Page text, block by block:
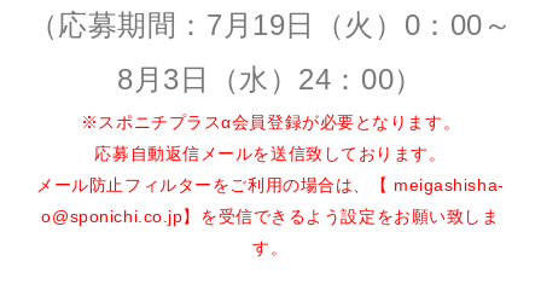
（応募期間：7月19日（火）0：00～
8月3日（水）24：00）
※スポニチプラスα会員登録が必要となります。
応募自動返信メールを送信致しております。
メール防止フィルターをご利用の場合は、【 meigashisha-
o@sponichi.co.jp】を受信できるよう設定をお願い致しま
す。